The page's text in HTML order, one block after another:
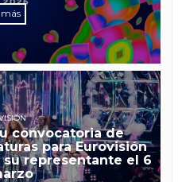
más
convocatoria de
para Eurovisión
representante el 6